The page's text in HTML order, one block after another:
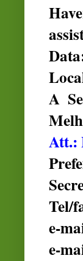
A
Att.:
Tel/
e-
e-